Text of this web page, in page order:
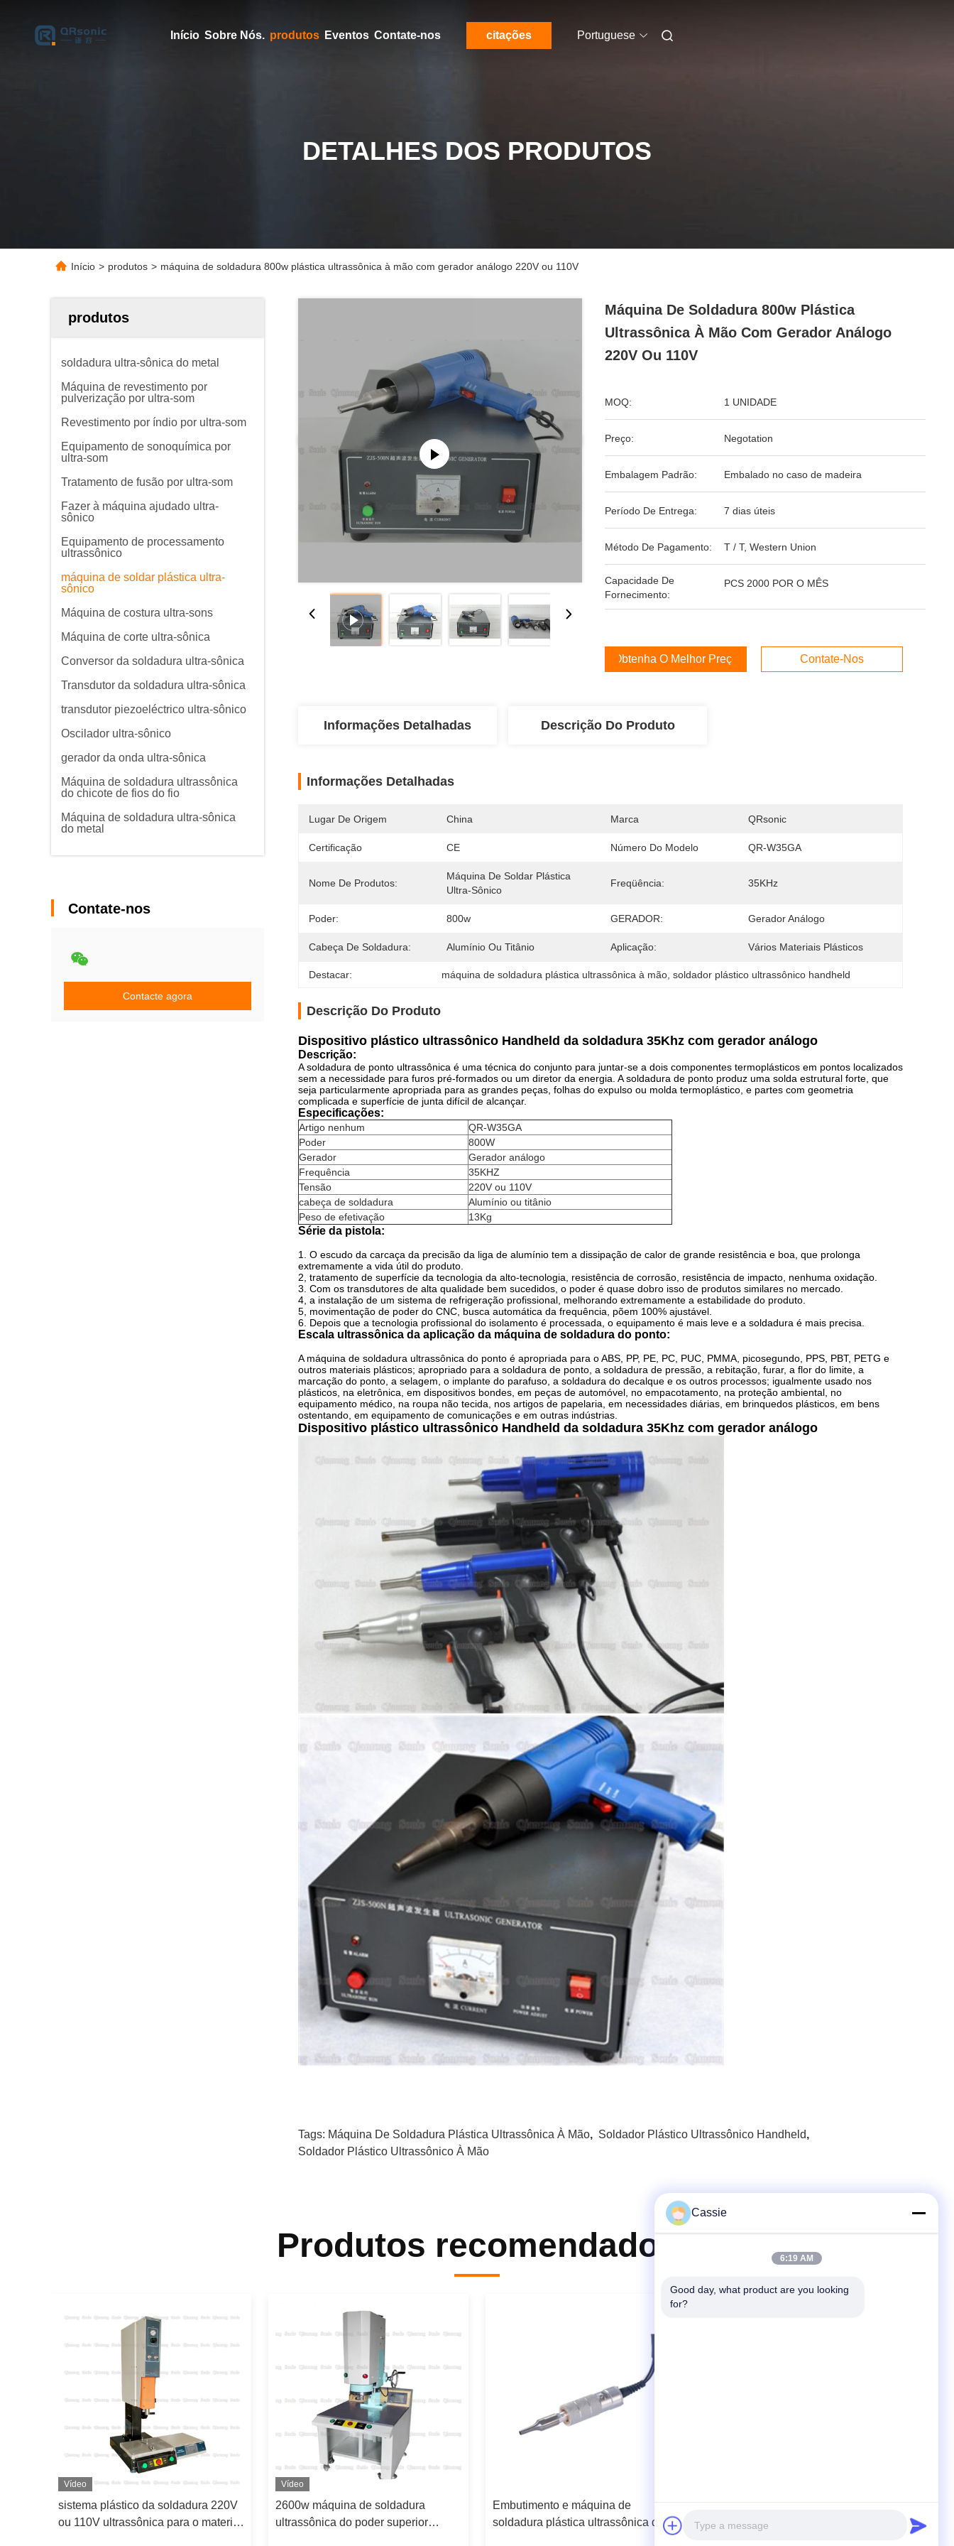
Início Sobre Nós. produtos Eventos Contate-nos citações Portuguese
DETALHES DOS PRODUTOS
Início > produtos > máquina de soldadura 800w plástica ultrassônica à mão com gerador análogo 220V ou 110V
produtos
soldadura ultra-sônica do metal
Máquina de revestimento por
pulverização por ultra-som
Revestimento por índio por ultra-som
Equipamento de sonoquímica por
ultra-som
Tratamento de fusão por ultra-som
Fazer à máquina ajudado ultra-
sônico
Equipamento de processamento
ultrassônico
máquina de soldar plástica ultra-
sônico
Máquina de costura ultra-sons
Máquina de corte ultra-sônica
Conversor da soldadura ultra-sônica
Transdutor da soldadura ultra-sônica
transdutor piezoeléctrico ultra-sônico
Oscilador ultra-sônico
gerador da onda ultra-sônica
Máquina de soldadura ultrassônica
do chicote de fios do fio
Máquina de soldadura ultra-sônica
do metal
Contate-nos
Contacte agora
Máquina De Soldadura 800w Plástica
Ultrassônica À Mão Com Gerador Análogo
220V Ou 110V
MOQ: 1 UNIDADE
Preço: Negotation
Embalagem Padrão: Embalado no caso de madeira
Período De Entrega: 7 dias úteis
Método De Pagamento: T / T, Western Union
Capacidade De
Fornecimento:
PCS 2000 POR O MÊS
Obtenha O Melhor Preço Contate-Nos
Informações Detalhadas Descrição Do Produto
Informações Detalhadas
Lugar De Origem China Marca QRsonic
Certificação CE Número Do Modelo QR-W35GA
Nome De Produtos:
Máquina De Soldar Plástica
Ultra-Sônico
Freqüência: 35KHz
Poder: 800w GERADOR: Gerador Análogo
Cabeça De Soldadura: Alumínio Ou Titânio Aplicação: Vários Materiais Plásticos
Destacar: máquina de soldadura plástica ultrassônica à mão , soldador plástico ultrassônico handheld
Descrição Do Produto
Dispositivo plástico ultrassônico Handheld da soldadura 35Khz com gerador análogo
Descrição:
A soldadura de ponto ultrassônica é uma técnica do conjunto para juntar-se a dois componentes termoplásticos em pontos localizados
sem a necessidade para furos pré-formados ou um diretor da energia. A soldadura de ponto produz uma solda estrutural forte, que
seja particularmente apropriada para as grandes peças, folhas do expulso ou molda termoplástico, e partes com geometria
complicada e superfície de junta difícil de alcançar.
Especificações:
Artigo nenhum
QR-W35GA
Poder
800W
Gerador
Gerador análogo
Frequência
35KHZ
Tensão
220V ou 110V
cabeça de soldadura
Alumínio ou titânio
Peso de efetivação
13Kg
Série da pistola:
1. O escudo da carcaça da precisão da liga de alumínio tem a dissipação de calor de grande resistência e boa, que prolonga
extremamente a vida útil do produto.
2, tratamento de superfície da tecnologia da alto-tecnologia, resistência de corrosão, resistência de impacto, nenhuma oxidação.
3. Com os transdutores de alta qualidade bem sucedidos, o poder é quase dobro isso de produtos similares no mercado.
4, a instalação de um sistema de refrigeração profissional, melhorando extremamente a estabilidade do produto.
5, movimentação de poder do CNC, busca automática da frequência, põem 100% ajustável.
6. Depois que a tecnologia profissional do isolamento é processada, o equipamento é mais leve e a soldadura é mais precisa.
Escala ultrassônica da aplicação da máquina de soldadura do ponto:
A máquina de soldadura ultrassônica do ponto é apropriada para o ABS, PP, PE, PC, PUC, PMMA, picosegundo, PPS, PBT, PETG e
outros materiais plásticos; apropriado para a soldadura de ponto, a soldadura de pressão, a rebitação, furar, a flor do limite, a
marcação do ponto, a selagem, o implante do parafuso, a soldadura do decalque e os outros processos; igualmente usado nos
plásticos, na eletrônica, em dispositivos bondes, em peças de automóvel, no empacotamento, na proteção ambiental, no
equipamento médico, na roupa não tecida, nos artigos de papelaria, em necessidades diárias, em brinquedos plásticos, em bens
ostentando, em equipamento de comunicações e em outras indústrias.
Dispositivo plástico ultrassônico Handheld da soldadura 35Khz com gerador análogo
Tags: Máquina De Soldadura Plástica Ultrassônica À Mão, Soldador Plástico Ultrassônico Handheld,
Soldador Plástico Ultrassônico À Mão
Produtos recomendados
Vídeo
sistema plástico da soldadura 220V
ou 110V ultrassônica para o material
Vídeo
2600w máquina de soldadura
ultrassônica do poder superior
Embutimento e máquina de
soldadura plástica ultrassônica de
ultrassônica de Handpistol
Cassie
6:19 AM
Good day, what product are you looking
for?